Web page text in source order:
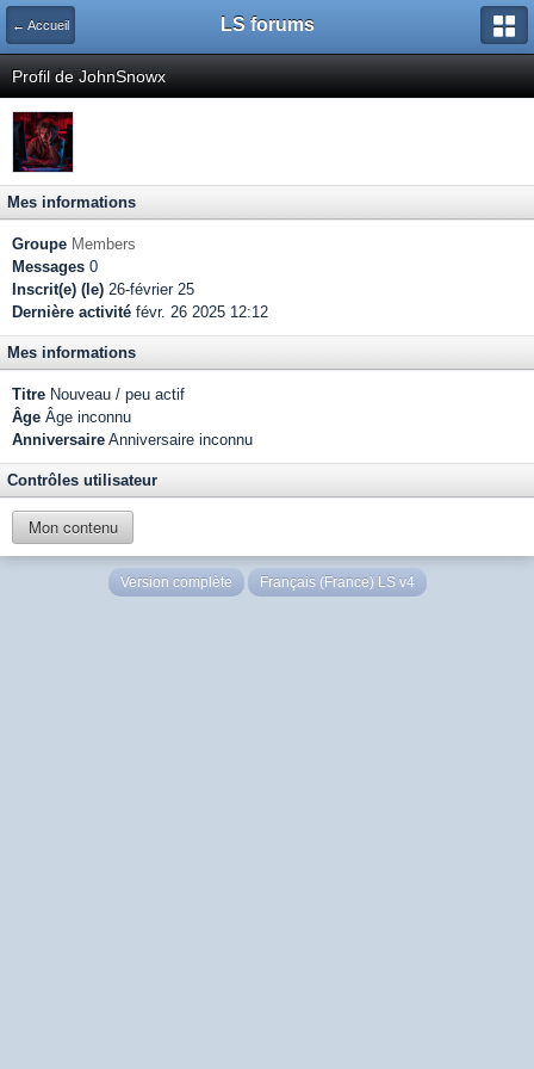
← Accueil LS forums
Profil de JohnSnowx
Mes informations
Groupe Members
Messages 0
Inscrit(e) (le) 26-février 25
Dernière activité févr. 26 2025 12:12
Mes informations
Titre Nouveau / peu actif
Âge Âge inconnu
Anniversaire Anniversaire inconnu
Contrôles utilisateur
Mon contenu
Version complète Français (France) LS v4